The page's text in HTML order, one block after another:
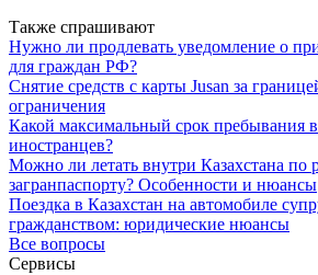
Также спрашивают
Нужно ли продлевать уведомление о
для граждан РФ?
Снятие средств с карты Jusan за
ограничения
Какой максимальный срок пребывания
иностранцев?
Можно ли летать внутри Казахстана по
загранпаспорту? Особенности и нюансы
Поездка в Казахстан на автомобиле
гражданством: юридические нюансы
Все вопросы
Сервисы